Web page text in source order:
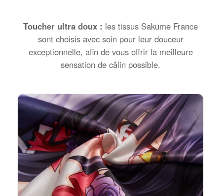
Toucher ultra doux : les tissus Sakume France
sont choisis avec soin pour leur douceur
exceptionnelle, afin de vous offrir la meilleure
sensation de câlin possible.